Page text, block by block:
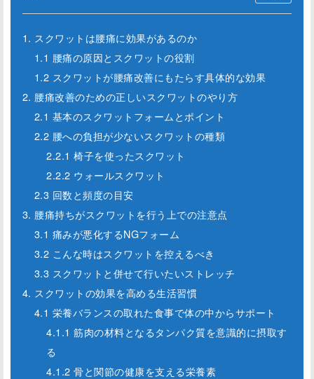
1. スクワットは腰痛に効果があるのか
1.1 腰痛の原因とスクワットの役割
1.2 スクワットが腰痛改善にもたらす具体的な効果
2. 腰痛改善のための正しいスクワットのやり方
2.1 基本のスクワットフォームとポイント
2.2 腰への負担が少ないスクワットの種類
2.2.1 椅子を使ったスクワット
2.2.2 ウォールスクワット
2.3 回数と頻度の目安
3. 腰痛持ちがスクワットを行う上での注意点
3.1 痛みが悪化するNGフォーム
3.2 こんな時はスクワットを控えるべき
3.3 スクワットと併せて行いたいストレッチ
4. スクワットの効果を高める生活習慣
4.1 栄養バランスの取れた食事で体の中からサポート
4.1.1 筋肉の材料となるタンパク質を意識的に摂取す
る
4.1.2 骨と関節の健康を支える栄養素